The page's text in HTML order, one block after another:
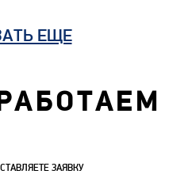
ЕЩЕ
ЗАЯВКУ